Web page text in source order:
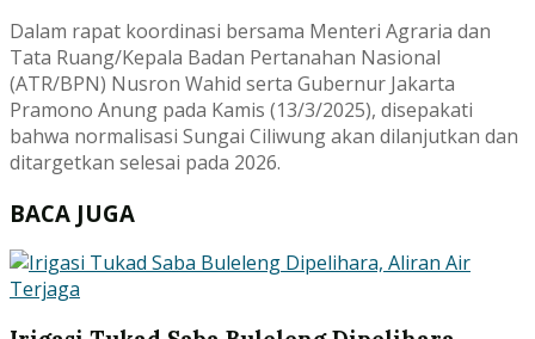
Dalam rapat koordinasi bersama Menteri Agraria dan
Tata Ruang/Kepala Badan Pertanahan Nasional
(ATR/BPN) Nusron Wahid serta Gubernur Jakarta
Pramono Anung pada Kamis (13/3/2025), disepakati
bahwa normalisasi Sungai Ciliwung akan dilanjutkan dan
ditargetkan selesai pada 2026.
BACA JUGA